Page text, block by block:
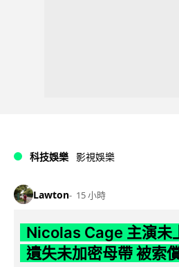
科技娛樂 影視娛樂
Lawton 15 小時
Nicolas Cage 主演未
遺失未加密母帶 被索